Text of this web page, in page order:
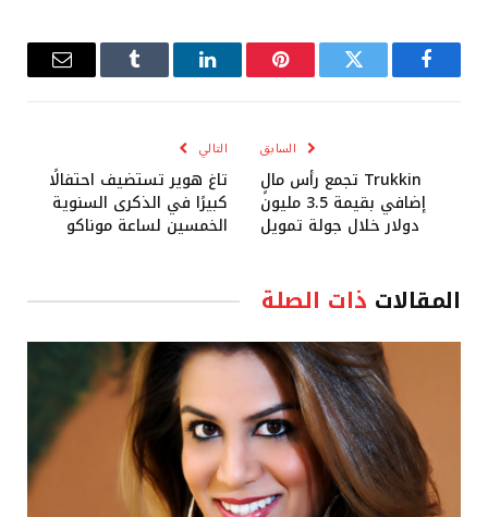
فيسبوك تويتر بينتيريستلينكدإن Tumblr
البريد
السابق
Trukkin تجمع رأس مالٍ
إضافي بقيمة 3.5 مليون
دولار خلال جولة تمويل
التالي
تاغ هوير تستضيف احتفالًا
كبيرًا في الذكرى السنوية
الخمسين لساعة موناكو
المقالات ذات الصلة